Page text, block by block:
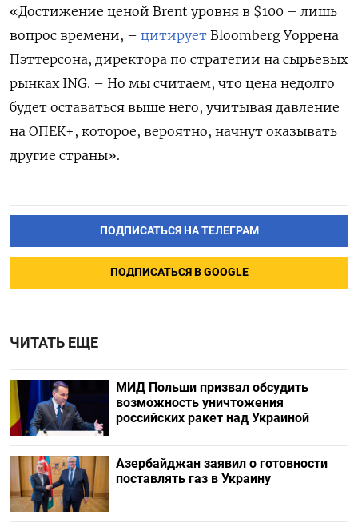
«Достижение ценой Brent уровня в $100 – лишь
вопрос времени, – цитирует Bloomberg Уоррена
Пэттерсона, директора по стратегии на сырьевых
рынках ING. – Но мы считаем, что цена недолго
будет оставаться выше него, учитывая давление
на ОПЕК+, которое, вероятно, начнут оказывать
другие страны».
ПОДПИСАТЬСЯ НА ТЕЛЕГРАМ
ПОДПИСАТЬСЯ В GOOGLE
ЧИТАТЬ ЕЩЕ
МИД Польши призвал обсудить
возможность уничтожения
российских ракет над Украиной
Азербайджан заявил о готовности
поставлять газ в Украину